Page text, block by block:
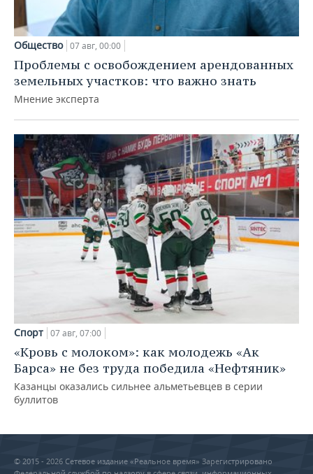
Общество 07 авг, 00:00
Проблемы с освобождением арендованных
земельных участков: что важно знать
Мнение эксперта
Спорт 07 авг, 07:00
«Кровь с молоком»: как молодежь «Ак
Барса» не без труда победила «Нефтяник»
Казанцы оказались сильнее альметьевцев в серии
буллитов
© 2015 - 2026 Сетевое издание «Реальное время» Зарегистрировано